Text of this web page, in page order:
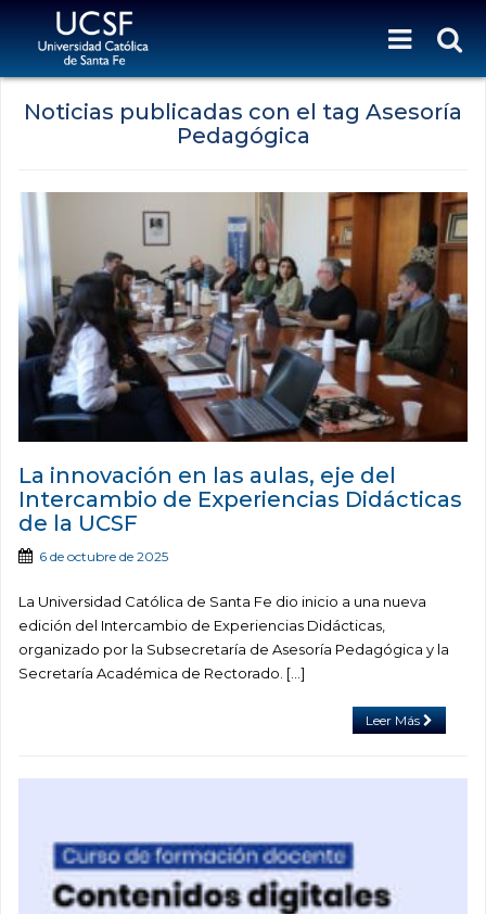
Noticias publicadas con el tag Asesoría
Pedagógica
La innovación en las aulas, eje del
Intercambio de Experiencias Didácticas
de la UCSF
6 de octubre de 2025
La Universidad Católica de Santa Fe dio inicio a una nueva
edición del Intercambio de Experiencias Didácticas,
organizado por la Subsecretaría de Asesoría Pedagógica y la
Secretaría Académica de Rectorado. […]
Leer Más